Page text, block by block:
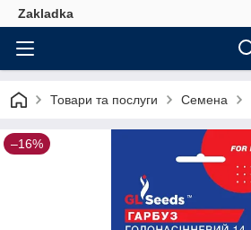
Zakladka
Товари та послуги Семена
–16%